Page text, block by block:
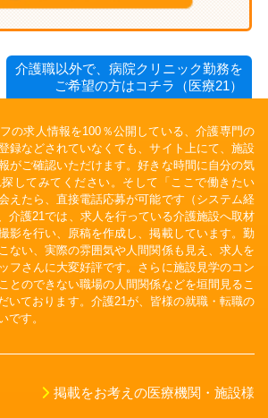
介護職以外で、病院クリニック勤務を
ご希望の方はコチラ（医療21）
の求人情報を100％公開している、介護専門の
録などされていなくても、サイト上にて、施設
がご確認いただけます。好きな時間に自分の気
してみてください。そして「ここで働きたい
えたら、直接電話応募が可能です（システム経
介護21では、求人を行っている介護施設へ取材
影を行い、原稿を作成し、掲載しています。勤
ない、実際の雰囲気や人間関係も見え、求人を
フさんに大変好評です。さらに施設見学のコン
とのできない職場の人間関係などを垣間見るこ
いております。介護21が、皆様の就職・転職の
です。
掲載をお考えの医療機関・施設様